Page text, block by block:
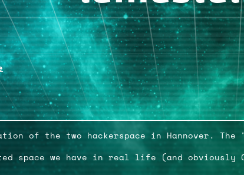
of the two hackerspace in Hannover.
space we have in real life (and